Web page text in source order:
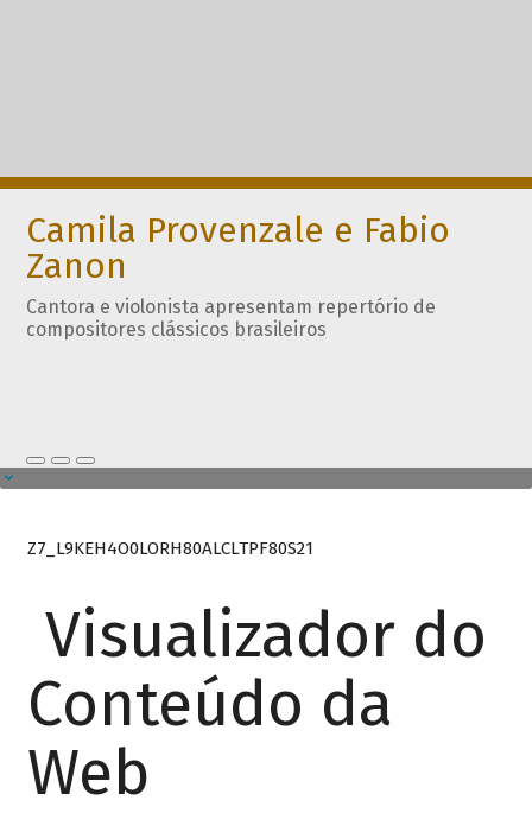
Camila Provenzale e Fabio
Zanon
Cantora e violonista apresentam repertório de
compositores clássicos brasileiros
Z7_L9KEH4O0LORH80ALCLTPF80S21
Visualizador do
Conteúdo da
Web